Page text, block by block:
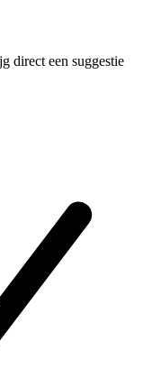
direct een suggestie